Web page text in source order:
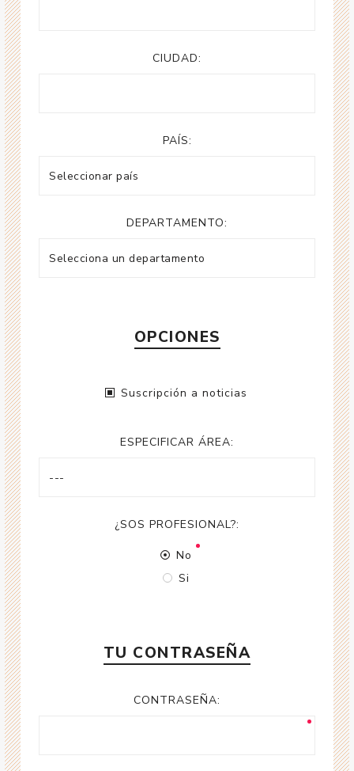
CIUDAD:
PAÍS:
DEPARTAMENTO:
OPCIONES
Suscripción a noticias
ESPECIFICAR ÁREA:
¿SOS PROFESIONAL?:
No
Si
TU CONTRASEÑA
CONTRASEÑA: